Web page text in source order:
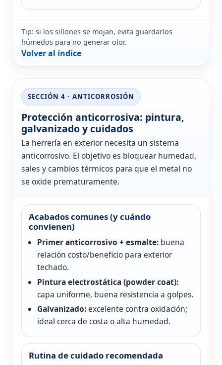
Tip: si los sillones se mojan, evita guardarlos
húmedos para no generar olor.
Volver al índice
SECCIÓN 4 · ANTICORROSIÓN
Protección anticorrosiva: pintura,
galvanizado y cuidados
La herrería en exterior necesita un sistema
anticorrosivo. El objetivo es bloquear humedad,
sales y cambios térmicos para que el metal no
se oxide prematuramente.
Acabados comunes (y cuándo
convienen)
Primer anticorrosivo + esmalte:buena
relación costo/beneficio para exterior
techado.
Pintura electrostática (powder coat):
capa uniforme, buena resistencia a golpes.
Galvanizado:excelente contra oxidación;
ideal cerca de costa o alta humedad.
Rutina de cuidado recomendada